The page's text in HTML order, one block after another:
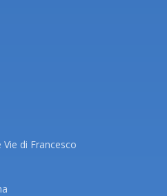
di Francesco